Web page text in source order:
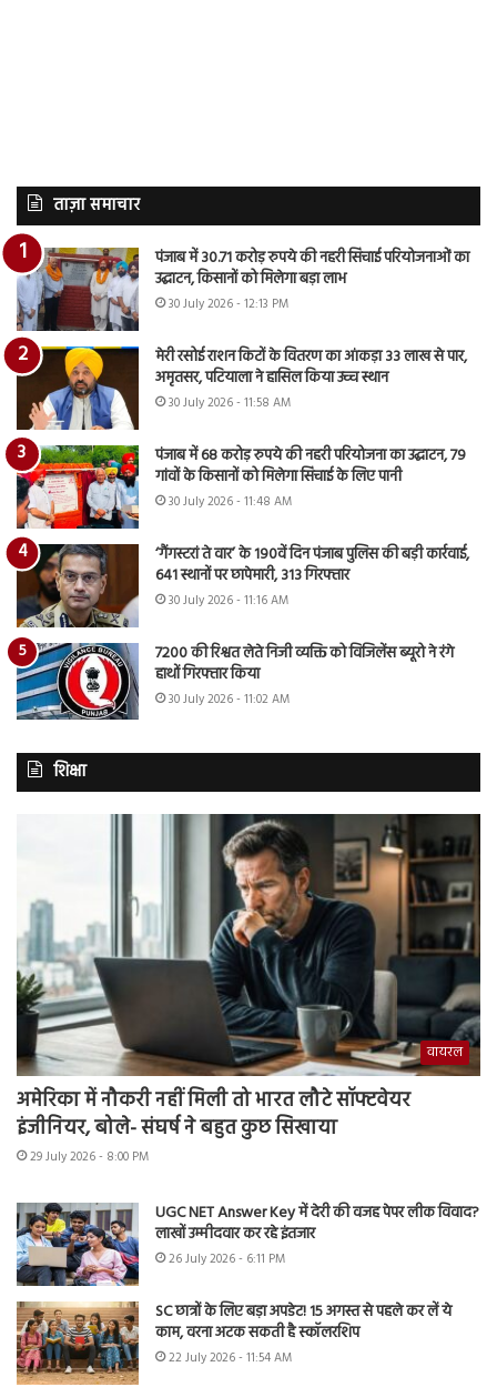
ताज़ा समाचार
पंजाब में 30.71 करोड़ रुपये की नहरी सिंचाई परियोजनाओं का
उद्घाटन, किसानों को मिलेगा बड़ा लाभ
30 July 2026 - 12:13 PM
मेरी रसोई राशन किटों के वितरण का आंकड़ा 33 लाख से पार,
अमृतसर, पटियाला ने हासिल किया उच्च स्थान
30 July 2026 - 11:58 AM
पंजाब में 68 करोड़ रुपये की नहरी परियोजना का उद्घाटन, 79
गांवों के किसानों को मिलेगा सिंचाई के लिए पानी
30 July 2026 - 11:48 AM
‘गैंगस्टरां ते वार’ के 190वें दिन पंजाब पुलिस की बड़ी कार्रवाई,
641 स्थानों पर छापेमारी, 313 गिरफ्तार
30 July 2026 - 11:16 AM
7200 की रिश्वत लेते निजी व्यक्ति को विजिलेंस ब्यूरो ने रंगे
हाथों गिरफ्तार किया
30 July 2026 - 11:02 AM
शिक्षा
वायरल
अमेरिका में नौकरी नहीं मिली तो भारत लौटे सॉफ्टवेयर
इंजीनियर, बोले- संघर्ष ने बहुत कुछ सिखाया
29 July 2026 - 8:00 PM
UGC NET Answer Key में देरी की वजह पेपर लीक विवाद?
लाखों उम्मीदवार कर रहे इंतजार
26 July 2026 - 6:11 PM
SC छात्रों के लिए बड़ा अपडेट! 15 अगस्त से पहले कर लें ये
काम, वरना अटक सकती है स्कॉलरशिप
22 July 2026 - 11:54 AM